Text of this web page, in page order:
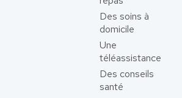
Des soins à
domicile
Une
téléassistance
Des conseils
santé